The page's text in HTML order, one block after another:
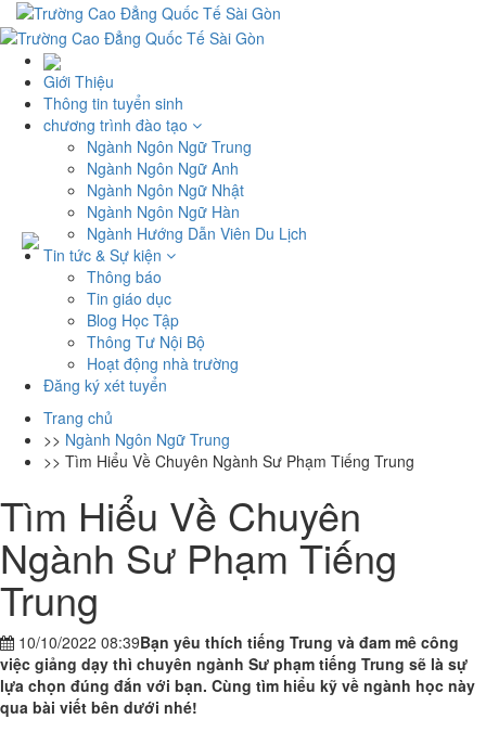
Giới Thiệu
Thông tin tuyển sinh
chương trình đào tạo
Ngành Ngôn Ngữ Trung
Ngành Ngôn Ngữ Anh
Ngành Ngôn Ngữ Nhật
Ngành Ngôn Ngữ Hàn
Ngành Hướng Dẫn Viên Du Lịch
Tin tức & Sự kiện
Thông báo
Tin giáo dục
Blog Học Tập
Thông Tư Nội Bộ
Hoạt động nhà trường
Đăng ký xét tuyển
Trang chủ
>> Ngành Ngôn Ngữ Trung
>> Tìm Hiểu Về Chuyên Ngành Sư Phạm Tiếng Trung
Tìm Hiểu Về Chuyên
Ngành Sư Phạm Tiếng
Trung
10/10/2022 08:39Bạn yêu thích tiếng Trung và đam mê công
việc giảng dạy thì chuyên ngành Sư phạm tiếng Trung sẽ là sự
lựa chọn đúng đắn với bạn. Cùng tìm hiểu kỹ về ngành học này
qua bài viết bên dưới nhé!